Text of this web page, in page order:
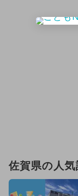
佐賀県の人